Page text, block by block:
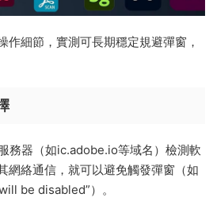
作細節，實測可長期穩定規避彈窗，
務器（如ic.adobe.io等域名）檢測軟
網絡通信，就可以避免觸發彈窗（如
be disabled”）。